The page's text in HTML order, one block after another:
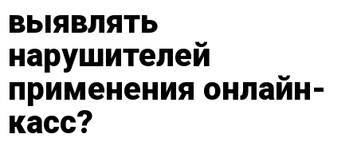
выявлять
нарушителей
применения онлайн-
касс?